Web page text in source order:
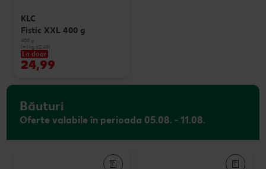
KLC
Fistic XXL 400 g
400 g
(=1 kg 62.48)
La doar
24,99
Băuturi
Oferte valabile în perioada 05.08. - 11.08.